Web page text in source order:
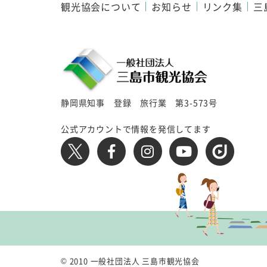
観光協会について お知らせ リンク集 三
静岡県知事 登録 旅行業 第3-573号
公式アカウントで情報を発信してます
© 2010 一般社団法人 三島市観光協会